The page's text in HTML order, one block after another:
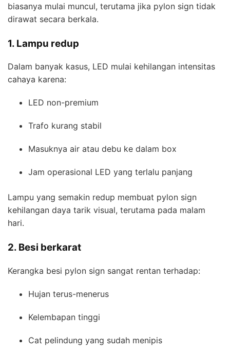
biasanya mulai muncul, terutama jika pylon sign tidak
dirawat secara berkala.
1. Lampu redup
Dalam banyak kasus, LED mulai kehilangan intensitas
cahaya karena:
LED non-premium
Trafo kurang stabil
Masuknya air atau debu ke dalam box
Jam operasional LED yang terlalu panjang
Lampu yang semakin redup membuat pylon sign
kehilangan daya tarik visual, terutama pada malam
hari.
2. Besi berkarat
Kerangka besi pylon sign sangat rentan terhadap:
Hujan terus-menerus
Kelembapan tinggi
Cat pelindung yang sudah menipis